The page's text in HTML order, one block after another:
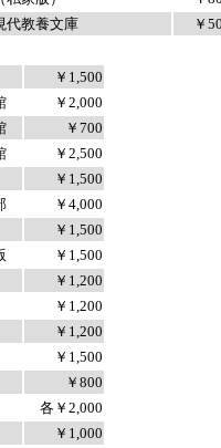
代教養文庫
￥
￥1,500
￥2,000
￥700
￥2,500
￥1,500
￥4,000
￥1,500
￥1,500
￥1,200
￥1,200
￥1,200
￥1,500
￥800
各￥2,000
￥1,000